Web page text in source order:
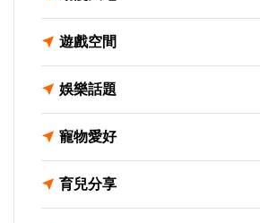
遊戲空間
娛樂話題
寵物愛好
育兒分享